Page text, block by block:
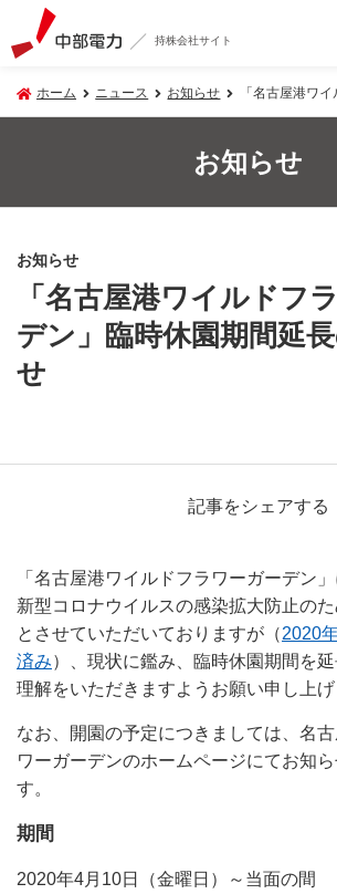
持株会社サイト
ホーム ニュース お知らせ 「名古屋港ワ
お知らせ
お知らせ
「名古屋港ワイルドフ
デン」臨時休園期間延
せ
記事をシェアする
「名古屋港ワイルドフラワーガーデン
新型コロナウイルスの感染拡大防止の
とさせていただいておりますが（2020
済み）、現状に鑑み、臨時休園期間を
理解をいただきますようお願い申し上げ
なお、開園の予定につきましては、名
ワーガーデンのホームページにてお知
す。
期間
2020年4月10日（金曜日）～当面の間